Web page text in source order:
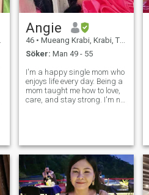
Angie
46 • Mueang Krabi, Krabi, Thailand
Söker: Man 49 - 55
I'm a happy single mom who
enjoys life every day. Being a
mom taught me how to love,
care, and stay strong. I'm not
days together.😊?